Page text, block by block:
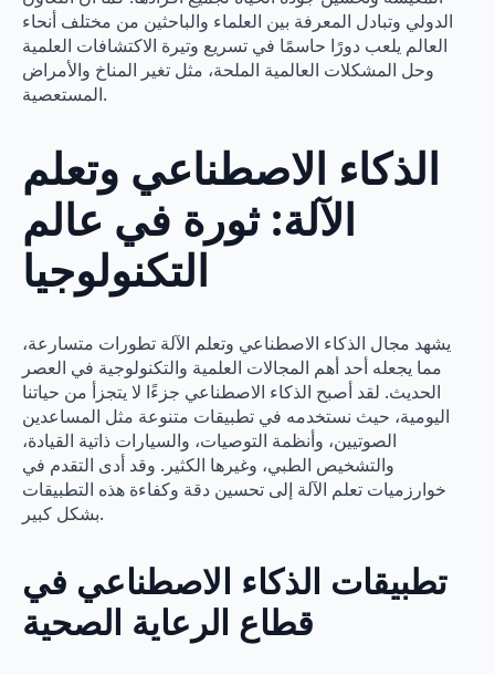
الدولي وتبادل المعرفة بين العلماء والباحثين من مختلف أنحاء
العالم يلعب دورًا حاسمًا في تسريع وتيرة الاكتشافات العلمية
وحل المشكلات العالمية الملحة، مثل تغير المناخ والأمراض
المستعصية.
الذكاء الاصطناعي وتعلم
الآلة: ثورة في عالم
التكنولوجيا
يشهد مجال الذكاء الاصطناعي وتعلم الآلة تطورات متسارعة،
مما يجعله أحد أهم المجالات العلمية والتكنولوجية في العصر
الحديث. لقد أصبح الذكاء الاصطناعي جزءًا لا يتجزأ من حياتنا
اليومية، حيث نستخدمه في تطبيقات متنوعة مثل المساعدين
الصوتيين، وأنظمة التوصيات، والسيارات ذاتية القيادة،
والتشخيص الطبي، وغيرها الكثير. وقد أدى التقدم في
خوارزميات تعلم الآلة إلى تحسين دقة وكفاءة هذه التطبيقات
بشكل كبير.
تطبيقات الذكاء الاصطناعي في
قطاع الرعاية الصحية